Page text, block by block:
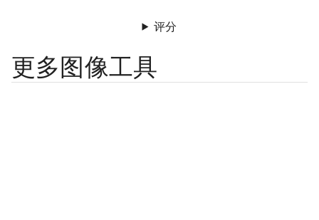
评分
更多图像工具